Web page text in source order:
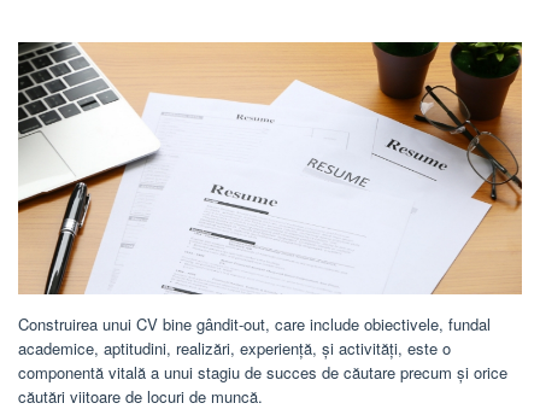
Construirea unui CV bine gândit-out, care include obiectivele, fundal
academice, aptitudini, realizări, experiență, și activități, este o
componentă vitală a unui stagiu de succes de căutare precum și orice
căutări viitoare de locuri de muncă.